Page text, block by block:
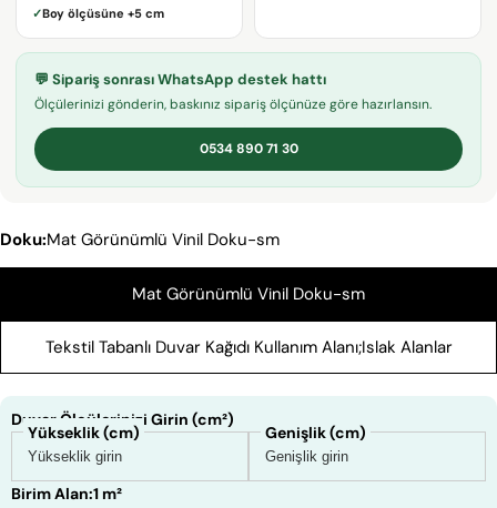
✓Boy ölçüsüne +5 cm
💬 Sipariş sonrası WhatsApp destek hattı
Ölçülerinizi gönderin, baskınız sipariş ölçünüze göre hazırlansın.
0534 890 71 30
Doku:Mat Görünümlü Vinil Doku-sm
Mat Görünümlü Vinil Doku-sm
Tekstil Tabanlı Duvar Kağıdı Kullanım Alanı;Islak Alanlar
Duvar Ölçülerinizi Girin (cm²)
Yükseklik (cm) Genişlik (cm)
Birim Alan:1 m²
PaylaşpaylaşPin
* işaretli alanların doldurulması zorunludur.